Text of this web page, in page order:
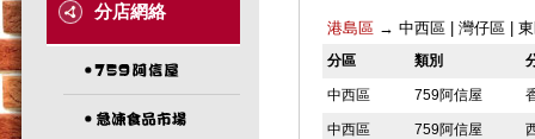
分店網絡
港島區→ 中西區| 灣仔區|
分區 類別
中西區 759阿信屋
中西區 759阿信屋